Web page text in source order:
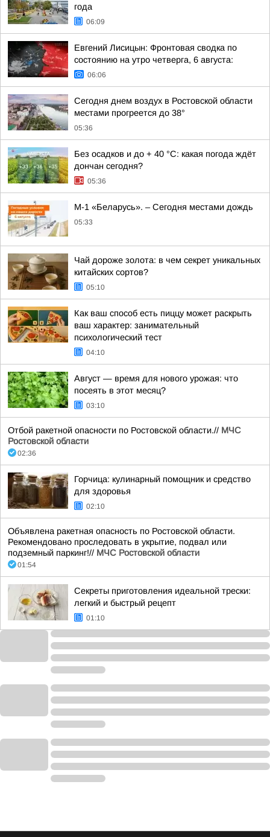
года
06:09
Евгений Лисицын: Фронтовая сводка по
состоянию на утро четверга, 6 августа:
06:06
Сегодня днем воздух в Ростовской области
местами прогреется до 38°
05:36
Без осадков и до + 40 °С: какая погода ждёт
дончан сегодня?
05:36
М-1 «Беларусь». – Сегодня местами дождь
05:33
Чай дороже золота: в чем секрет уникальных
китайских сортов?
05:10
Как ваш способ есть пиццу может раскрыть
ваш характер: занимательный
психологический тест
04:10
Август — время для нового урожая: что
посеять в этот месяц?
03:10
Отбой ракетной опасности по Ростовской области.// МЧС
Ростовской области
02:36
Горчица: кулинарный помощник и средство
для здоровья
02:10
Объявлена ракетная опасность по Ростовской области.
Рекомендовано проследовать в укрытие, подвал или
подземный паркинг!// МЧС Ростовской области
01:54
Секреты приготовления идеальной трески:
легкий и быстрый рецепт
01:10